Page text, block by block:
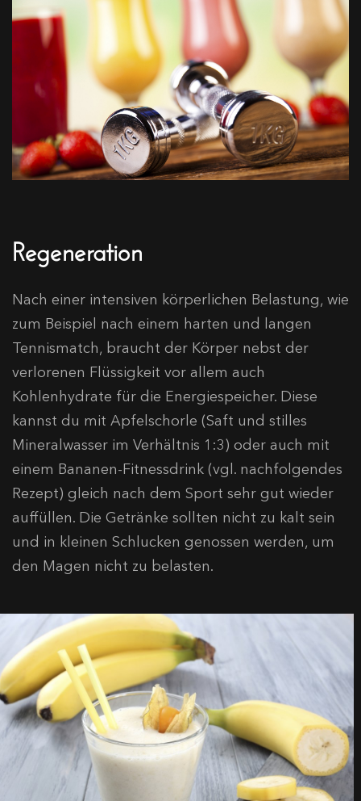
Regeneration
Nach einer intensiven körperlichen Belastung, wie
zum Beispiel nach einem harten und langen
Tennismatch, braucht der Körper nebst der
verlorenen Flüssigkeit vor allem auch
Kohlenhydrate für die Energiespeicher. Diese
kannst du mit Apfelschorle (Saft und stilles
Mineralwasser im Verhältnis 1:3) oder auch mit
einem Bananen-Fitnessdrink (vgl. nachfolgendes
Rezept) gleich nach dem Sport sehr gut wieder
auffüllen. Die Getränke sollten nicht zu kalt sein
und in kleinen Schlucken genossen werden, um
den Magen nicht zu belasten.